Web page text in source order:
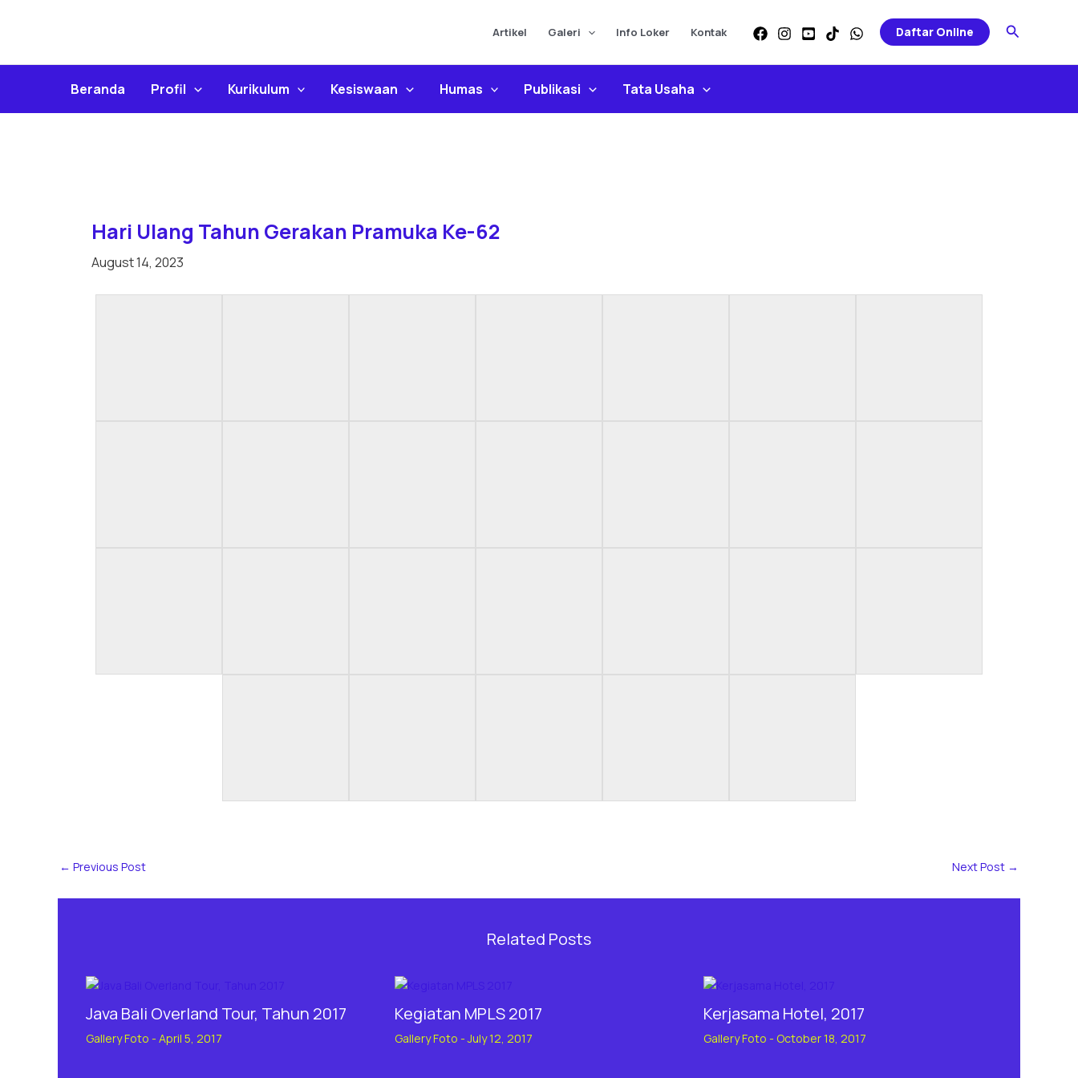
Artikel Galeri Info Loker Kontak Daftar Online Search
Beranda Profil Kurikulum Kesiswaan Humas Publikasi Tata Usaha
Hari Ulang Tahun Gerakan Pramuka Ke-62
August 14, 2023
← Previous Post Next Post →
Related Posts
Java Bali Overland Tour, Tahun 2017
Gallery Foto - April 5, 2017
Kegiatan MPLS 2017
Gallery Foto -July 12, 2017
Kerjasama Hotel, 2017
Gallery Foto - October 18, 2017